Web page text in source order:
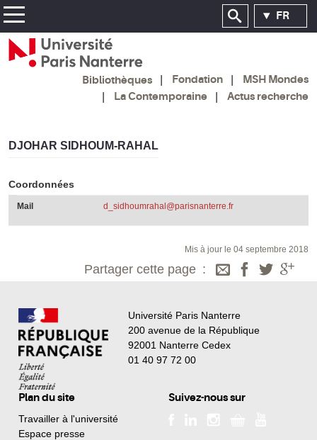
FR
Bibliothèques Fondation
MSH Mondes
La Contemporaine
Actus recherche
DJOHAR SIDHOUM-RAHAL
Coordonnées
Mail d_sidhoumrahal@parisnanterre.fr
Mis à jour le 04 septembre 2018
Partager cette page
Université Paris Nanterre
200 avenue de la République
92001 Nanterre Cedex
01 40 97 72 00
Plan du site
Travailler à l'université
Espace presse
Suivez-nous sur